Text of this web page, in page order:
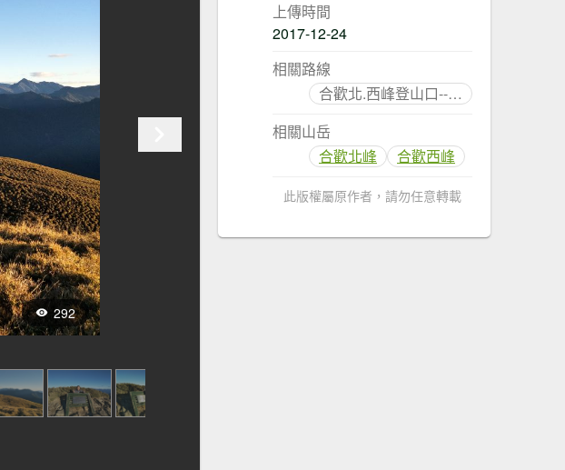
292
上傳時間
2017-12-24
相關路線
合歡北.西峰登山口--> 反射板--> 合歡北峰(3422M,二等三角點) --> 西合歡山步道--> 西峰.華岡岔路--> 合歡西峰(3145M,三等三角點) --> 合歡北峰--> 登山口
相關山岳
合歡北峰
合歡西峰
此版權屬原作者，請勿任意轉載